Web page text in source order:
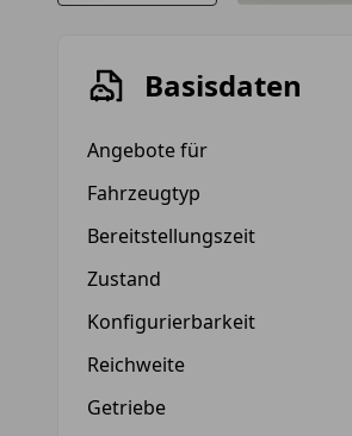
Basisdaten
Angebote für
Fahrzeugtyp
Bereitstellungszeit
Zustand
Konfigurierbarkeit
Reichweite
Getriebe